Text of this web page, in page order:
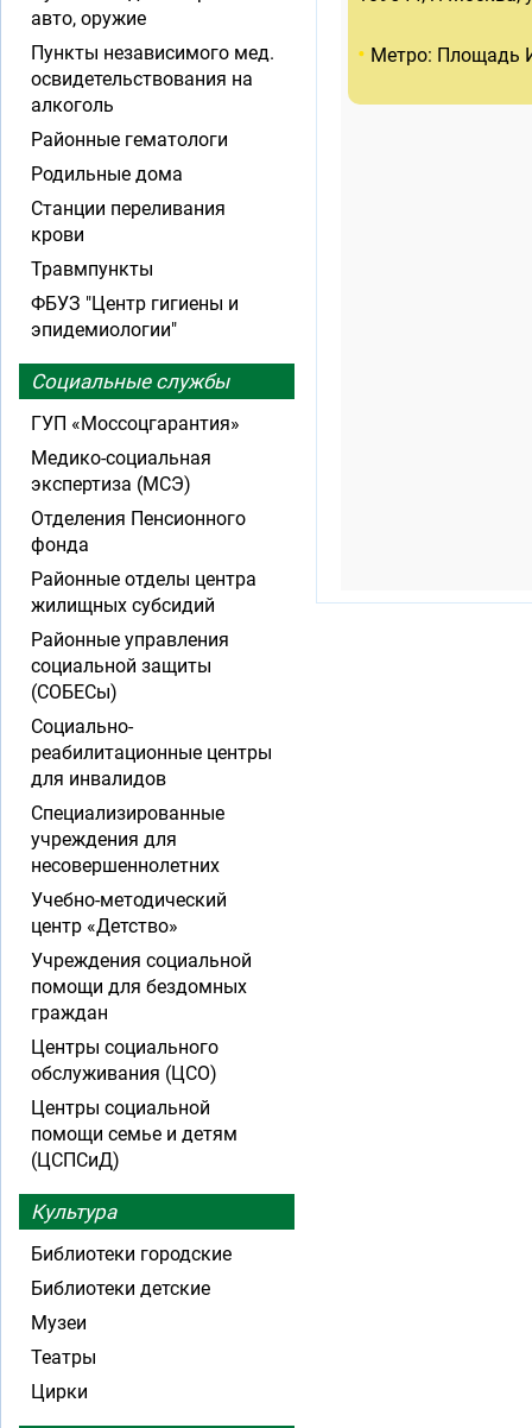
• Метро: Площадь
авто, оружие
Пункты независимого мед.
освидетельствования на
алкоголь
Районные гематологи
Родильные дома
Станции переливания
крови
Травмпункты
ФБУЗ "Центр гигиены и
эпидемиологии"
Социальные службы
ГУП «Моссоцгарантия»
Медико-социальная
экспертиза (МСЭ)
Отделения Пенсионного
фонда
Районные отделы центра
жилищных субсидий
Районные управления
социальной защиты
(СОБЕСы)
Социально-
реабилитационные центры
для инвалидов
Специализированные
учреждения для
несовершеннолетних
Учебно-методический
центр «Детство»
Учреждения социальной
помощи для бездомных
граждан
Центры социального
обслуживания (ЦСО)
Центры социальной
помощи семье и детям
(ЦСПСиД)
Культура
Библиотеки городские
Библиотеки детские
Музеи
Театры
Цирки